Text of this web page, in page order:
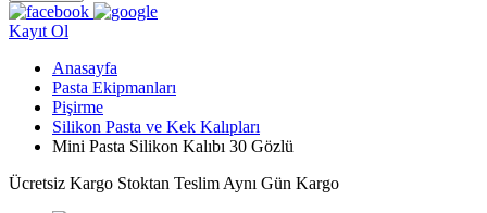
Kayıt Ol
Anasayfa
Pasta Ekipmanları
Pişirme
Silikon Pasta ve Kek Kalıpları
Mini Pasta Silikon Kalıbı 30 Gözlü
Ücretsiz Kargo Stoktan Teslim Aynı Gün Kargo